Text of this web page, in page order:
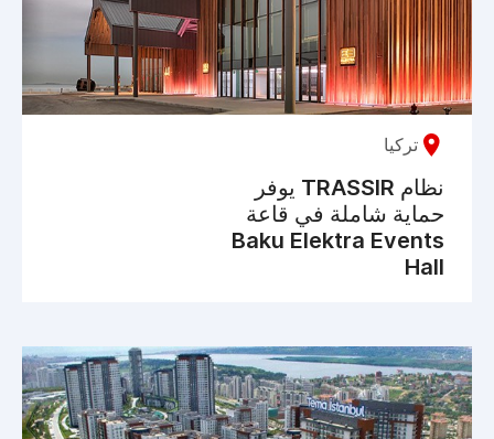
تركيا
نظام TRASSIR يوفر
حماية شاملة في قاعة
Baku Elektra Events
Hall